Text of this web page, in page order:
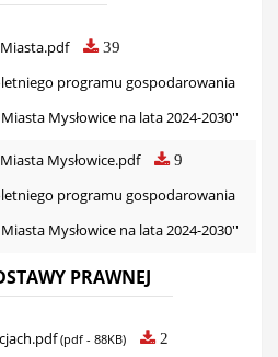
39
programu gospodarowania
Mysłowice na lata 2024-2030''
Mysłowice.pdf 9
programu gospodarowania
Mysłowice na lata 2024-2030''
PRAWNEJ
(pdf - 88KB) 2